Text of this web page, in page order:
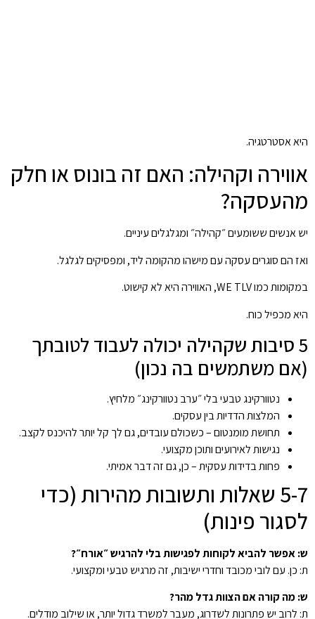
היא אסטרטגיה.
אווירה וקהילה: האם זה בונוס או חלק
מהעסקה?
יש אנשים ששומעים ״קהילה״ ומגלגלים עיניים.
ואז הם סוגרים עסקה עם מישהו מהקומה ליד, ומפסיקים לגלגל.
במקומות כמו WE TLV, האווירה היא לא קישוט.
היא מכפיל כוח.
5 סיבות שקהילה יכולה לעבוד לטובתך
(אם משתמשים בה נכון)
נטוורקינג טבעי בלי ״ערב נטוורקינג״ מלחיץ.
המלצות הדדיות בין עסקים.
תחושת מומנטום – כשכולם עובדים, גם לך קל יותר להיכנס לקצב.
נגישות לאירועים ותוכן מקצועי.
פחות בדידות עסקית – כן, גם זה דבר אמיתי.
5-7 שאלות ותשובות מהירות (כדי
לסגור פינות)
ש: אפשר להביא לקוחות לפגישות בלי להרגיש ״אורח״?
ת: כן. עם לובי מכובד וחדרי ישיבות, זה מרגיש טבעי ומקצועי.
ש: מה קורה אם הצוות גדל מהר?
ת: לרוב יש פתרונות לשדרוג, מעבר למשרד גדול יותר, או שילוב מודלים.